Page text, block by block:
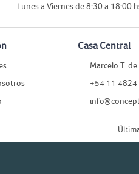
Lunes a Viernes de 8:30 a 18:00
Casa Central
Marcelo T.
+54 11